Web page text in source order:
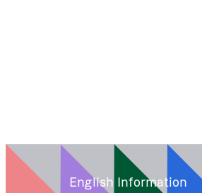
English Information